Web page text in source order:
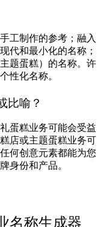
工制作的参考；融入
代和最小化的名称；
题蛋糕）的名称。许
性化名称。
比喻？
蛋糕业务可能会受益
店或主题蛋糕业务可
何创意元素都能为您
身份和产品。
名称生成器